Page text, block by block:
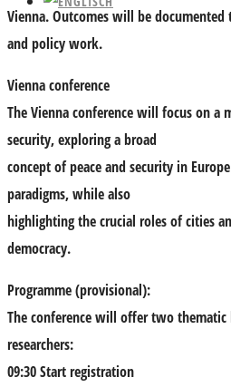
Vienna. Outcomes will be
and policy work.
Vienna conference
The Vienna conference will focus on a
security, exploring a broad
concept of peace and security in
paradigms, while also
highlighting the crucial roles of cities
democracy.
Programme (provisional):
The conference will offer two
researchers:
09:30 Start registration